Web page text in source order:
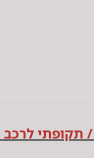
תקופתי לרכב